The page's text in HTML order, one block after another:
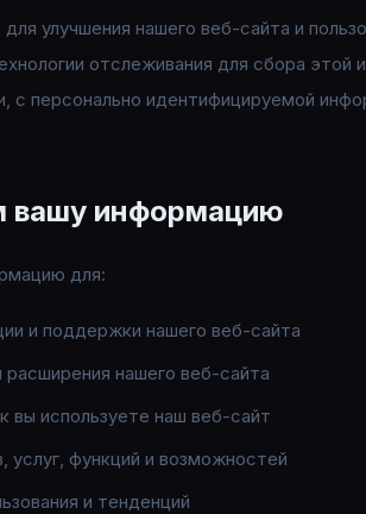
улучшения нашего веб-сайта и
отслеживания для сбора
с персонально идентифицируемой
вашу информацию
для:
и поддержки нашего веб-сайта
расширения нашего веб-сайта
вы используете наш веб-сайт
услуг, функций и возможностей
и тенденций